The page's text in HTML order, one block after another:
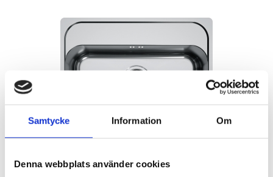
Samtycke Information Om
Denna webbplats använder cookies